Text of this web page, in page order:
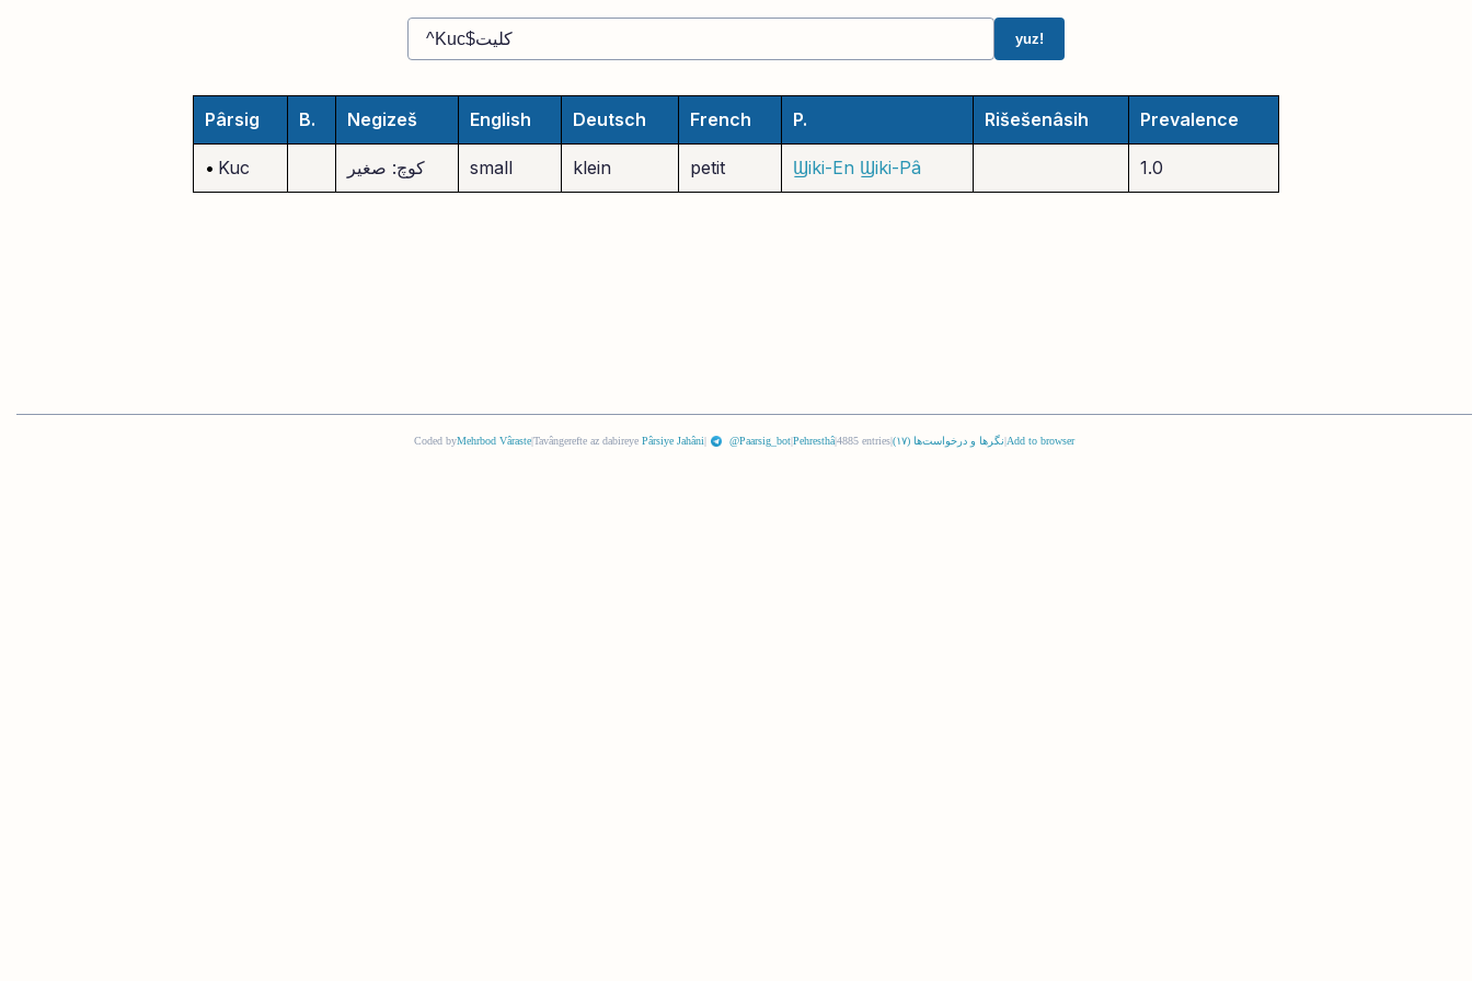
yuz!
Pârsig B. Negizeš English Deutsch French P. Rišešenâsih Prevalence
• Kuc کوچ: صغیر small klein petit Ϣiki-En Ϣiki-Pâ 1.0
Coded byMehrbod Vâraste|Tavângerefte az dabireye Pârsiye Jahâni| @Paarsig_bot|Pehresthâ|4885 entries| نگرها و درخواست‌ها (١٧) |Add to browser